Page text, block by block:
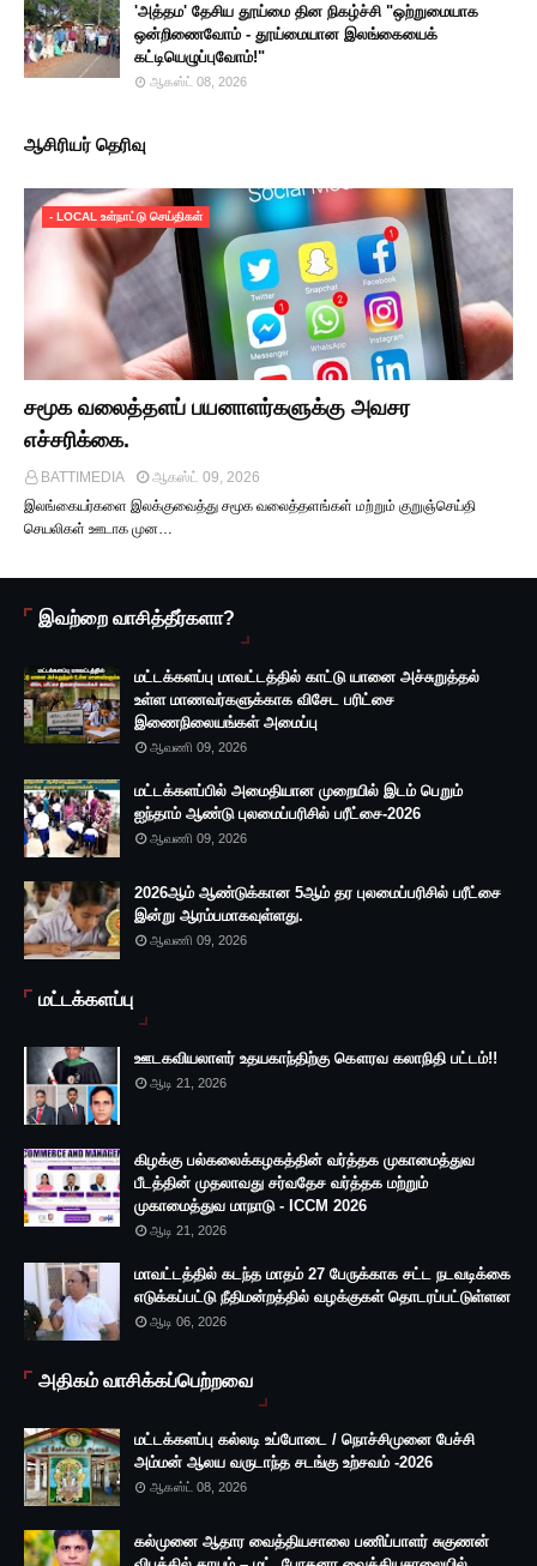
'அத்தம' தேசிய தூய்மை தின நிகழ்ச்சி "ஒற்றுமையாக
ஒன்றிணைவோம் - தூய்மையான இலங்கையைக்
கட்டியெழுப்புவோம்!"
ஆகஸ்ட் 08, 2026
ஆசிரியர் தெரிவு
- LOCAL உள்நாட்டு செய்திகள்
சமூக வலைத்தளப் பயனாளர்களுக்கு அவசர
எச்சரிக்கை.
BATTIMEDIA
ஆகஸ்ட் 09, 2026
இலங்கையர்களை இலக்குவைத்து சமூக வலைத்தளங்கள் மற்றும் குறுஞ்செய்தி
செயலிகள் ஊடாக முன…
இவற்றை வாசித்தீர்களா?
மட்டக்களப்பு மாவட்டத்தில் காட்டு யானை அச்சுறுத்தல்
உள்ள மாணவர்களுக்காக விசேட பரிட்சை
இணைநிலையங்கள் அமைப்பு
ஆவணி 09, 2026
மட்டக்களப்பில் அமைதியான முறையில் இடம் பெறும்
ஐந்தாம் ஆண்டு புலமைப்பரிசில் பரீட்சை-2026
ஆவணி 09, 2026
2026ஆம் ஆண்டுக்கான 5ஆம் தர புலமைப்பரிசில் பரீட்சை
இன்று ஆரம்பமாகவுள்ளது.
ஆவணி 09, 2026
மட்டக்களப்பு
ஊடகவியலாளர் உதயகாந்திற்கு கௌரவ கலாநிதி பட்டம்!!
ஆடி 21, 2026
கிழக்கு பல்கலைக்கழகத்தின் வர்த்தக முகாமைத்துவ
பீடத்தின் முதலாவது சர்வதேச வர்த்தக மற்றும்
முகாமைத்துவ மாநாடு - ICCM 2026
ஆடி 21, 2026
மாவட்டத்தில் கடந்த மாதம் 27 பேருக்காக சட்ட நடவடிக்கை
எடுக்கப்பட்டு நீதிமன்றத்தில் வழக்குகள் தொடரப்பட்டுள்ளன
ஆடி 06, 2026
அதிகம் வாசிக்கப்பெற்றவை
மட்டக்களப்பு கல்லடி உப்போடை / நொச்சிமுனை பேச்சி
அம்மன் ஆலய வருடாந்த சடங்கு உற்சவம் -2026
ஆகஸ்ட் 08, 2026
கல்முனை ஆதார வைத்தியசாலை பணிப்பாளர் சுகுணன்